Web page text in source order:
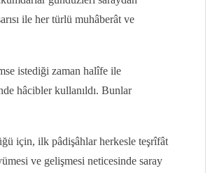
ile her türlü muhâberât ve
istediği zaman halîfe ile
hâcibler kullanıldı. Bunlar
için, ilk pâdişâhlar herkesle teşrîfât
ve gelişmesi neticesinde saray